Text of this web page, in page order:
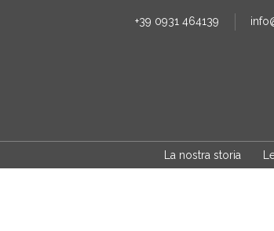
+39 0931 464139
La nostra storia